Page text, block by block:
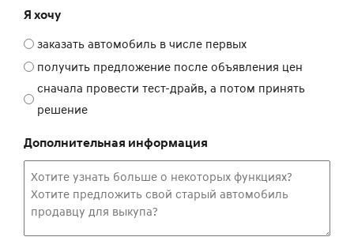
Я хочу
заказать автомобиль в числе первых
получить предложение после объявления цен
сначала провести тест-драйв, а потом принять
решение
Дополнительная информация